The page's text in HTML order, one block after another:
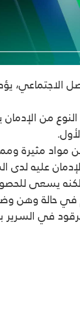
من
مثيرة
عليه
يسعى
في حالة وهن